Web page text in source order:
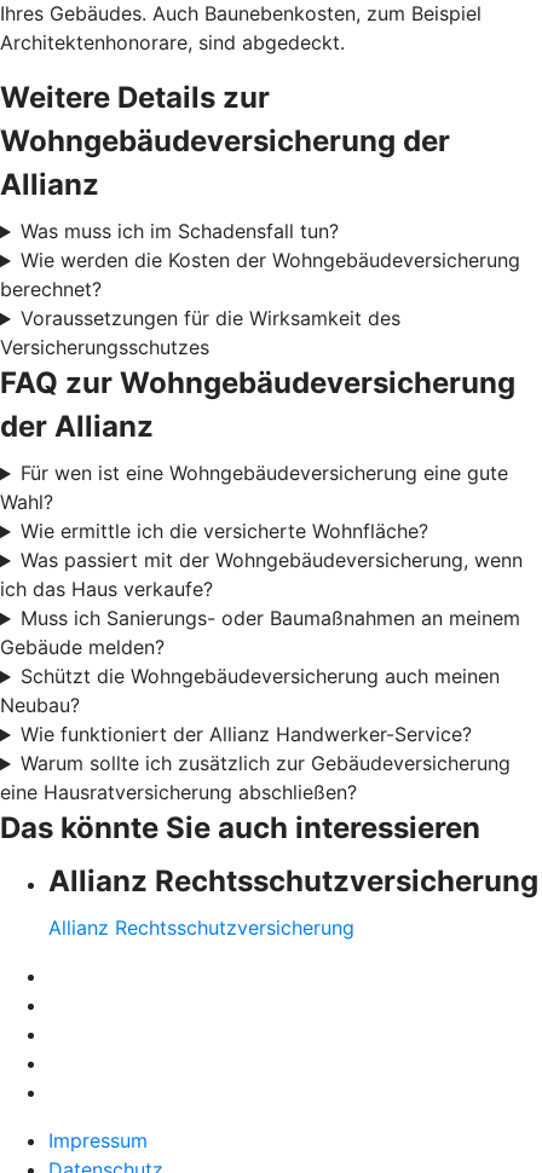
Ihres Gebäudes. Auch Baunebenkosten, zum Beispiel
Architektenhonorare, sind abgedeckt.
Weitere Details zur
Wohngebäudeversicherung der
Allianz
Was muss ich im Schadensfall tun?
Wie werden die Kosten der Wohngebäudeversicherung
berechnet?
Voraussetzungen für die Wirksamkeit des
Versicherungsschutzes
FAQ zur Wohngebäudeversicherung
der Allianz
Für wen ist eine Wohngebäudeversicherung eine gute
Wahl?
Wie ermittle ich die versicherte Wohnfläche?
Was passiert mit der Wohngebäudeversicherung, wenn
ich das Haus verkaufe?
Muss ich Sanierungs- oder Baumaßnahmen an meinem
Gebäude melden?
Schützt die Wohngebäudeversicherung auch meinen
Neubau?
Wie funktioniert der Allianz Handwerker-Service?
Warum sollte ich zusätzlich zur Gebäudeversicherung
eine Hausratversicherung abschließen?
Das könnte Sie auch interessieren
Allianz Rechtsschutzversicherung
Allianz Rechtsschutzversicherung
Impressum